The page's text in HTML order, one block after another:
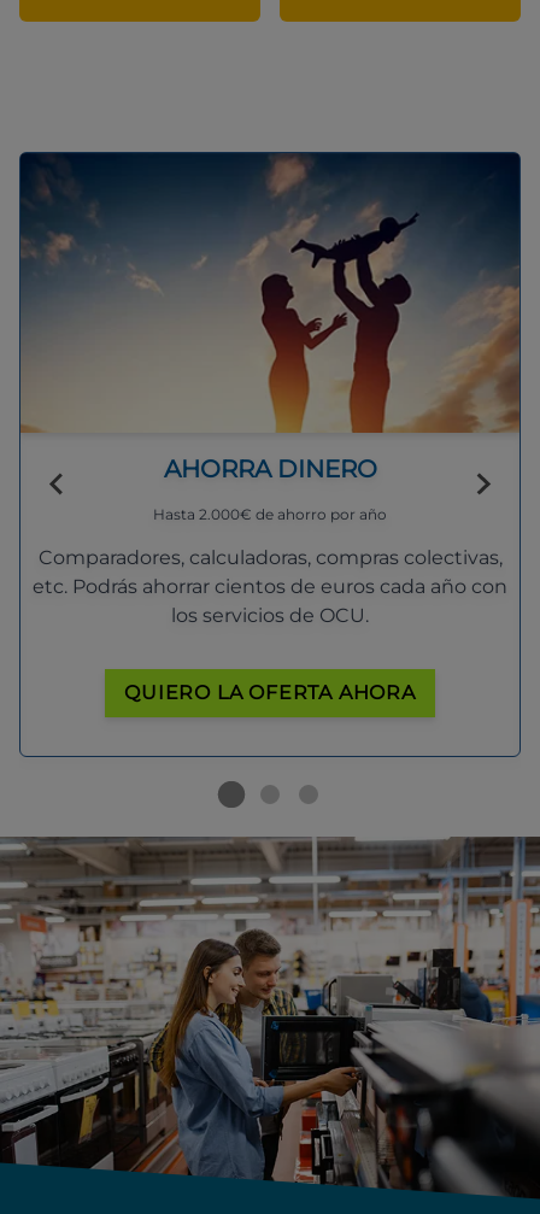
AHORRA DINERO
Hasta 2.000€ de ahorro por año
Comparadores, calculadoras, compras colectivas,
etc. Podrás ahorrar cientos de euros cada año con
los servicios de OCU.
QUIERO LA OFERTA AHORA